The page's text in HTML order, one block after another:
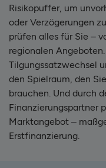
Risikopuffer, um
oder Verzögerungen
prüfen alles für Sie –
regionalen
Tilgungssatzwechsel
den Spielraum, den
brauchen. Und durch
Finanzierungspartner
Marktangebot –
Erstfinanzierung.